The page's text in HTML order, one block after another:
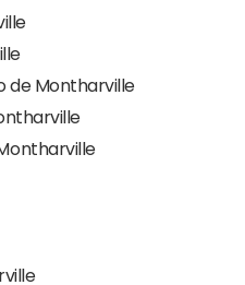
de Montharville